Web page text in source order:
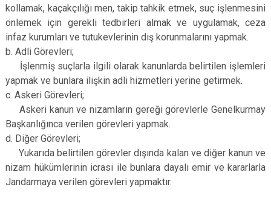
Emirdağ
Evciler
Sinanpaşa
kollamak, kaçakçılığı men, takip tahkik etmek, suç işlenmesini
önlemek için gerekli tedbirleri almak ve uygulamak, ceza
infaz kurumları ve tutukevlerinin dış korunmalarını yapmak.
b. Adli Görevleri;
İşlenmiş suçlarla ilgili olarak kanunlarda belirtilen işlemleri
yapmak ve bunlara ilişkin adli hizmetleri yerine getirmek.
c. Askeri Görevleri;
Askeri kanun ve nizamların gereği görevlerle Genelkurmay
Başkanlığınca verilen görevleri yapmak.
d. Diğer Görevleri;
Yukarıda belirtilen görevler dışında kalan ve diğer kanun ve
nizam hükümlerinin icrası ile bunlara dayalı emir ve kararlarla
Jandarmaya verilen görevleri yapmaktır.